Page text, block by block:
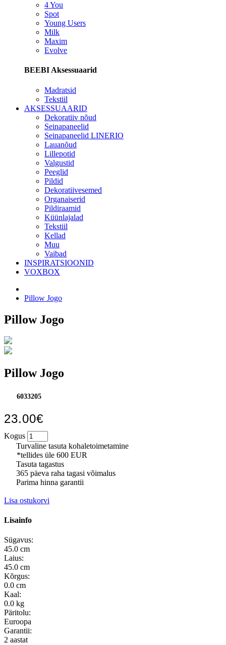
4 You
Spot
Young Users
Milk
Maxim
Evolve
BEEBI Aksessuaarid
Madratsid
Tekstiil
AKSESSUAARID
Dekoratiiv nõud
Seinapaneelid
Seinapaneelid LINERIO
Lauanõud
Lillepotid
Valgustid
Peeglid
Pildid
Dekoratiivesemed
Organaiserid
Pildiraamid
Küünlajalad
Tekstiil
Kellad
Muu
Vaibad
INSPIRATSIOONID
VOXBOX
Pillow Jogo
Pillow Jogo
Pillow Jogo
6033205
23.00€
Kogus
Turvaline tasuta kohaletoimetamine
*tellides üle 600 EUR
Tasuta tagastus
365 päeva raha tagasi võimalus
Parima hinna garantii
Lisa ostukorvi
Lisainfo
Sügavus:
45.0 cm
Laius:
45.0 cm
Kõrgus:
0.0 cm
Kaal:
0.0 kg
Päritolu:
Euroopa
Garantii:
2 aastat